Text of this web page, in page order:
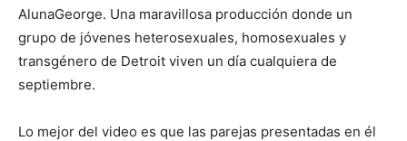
AlunaGeorge. Una maravillosa producción donde un
grupo de jóvenes heterosexuales, homosexuales y
transgénero de Detroit viven un día cualquiera de
septiembre.
Lo mejor del video es que las parejas presentadas en él